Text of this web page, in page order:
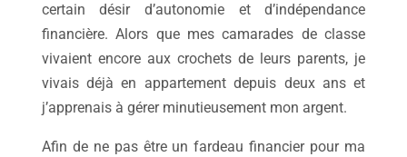
certain désir d’autonomie et d’indépendance
financière. Alors que mes camarades de classe
vivaient encore aux crochets de leurs parents, je
vivais déjà en appartement depuis deux ans et
j’apprenais à gérer minutieusement mon argent.
Afin de ne pas être un fardeau financier pour ma